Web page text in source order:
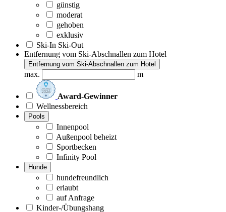
günstig
moderat
gehoben
exklusiv
Ski-In Ski-Out
Entfernung vom Ski-Abschnallen zum Hotel
Entfernung vom Ski-Abschnallen zum Hotel
max. m
Award-Gewinner
Wellnessbereich
Pools
Innenpool
Außenpool beheizt
Sportbecken
Infinity Pool
Hunde
hundefreundlich
erlaubt
auf Anfrage
Kinder-/Übungshang